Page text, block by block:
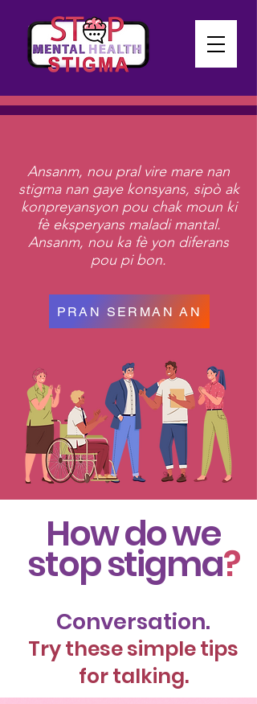
Ansanm, nou pral vire mare nan
stigma nan gaye konsyans, sipò ak
konpreyansyon pou chak moun ki
fè eksperyans maladi mantal.
Ansanm, nou ka fè yon diferans
pou pi bon.
PRAN SERMAN AN
How do we
stop stigma?
Conversation.
Try these simple tips
for talking.